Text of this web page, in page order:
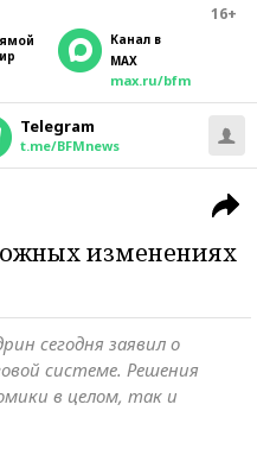
16+
Канал в
MAX
max.ru/bfm
Telegram
t.me/BFMnews
изменениях
сегодня заявил о
системе. Решения
в целом, так и